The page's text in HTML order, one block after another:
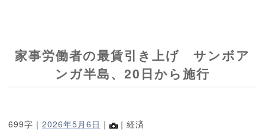
家事労働者の最賃引き上げ サンボア
ンガ半島、20日から施行
699字｜ 2026年5月6日 ｜ ｜経済